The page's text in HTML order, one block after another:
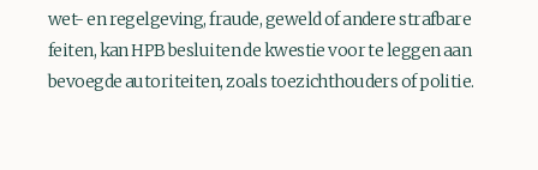
wet- en regelgeving, fraude, geweld of andere strafbare
feiten, kan HPB besluiten de kwestie voor te leggen aan
bevoegde autoriteiten, zoals toezichthouders of politie.